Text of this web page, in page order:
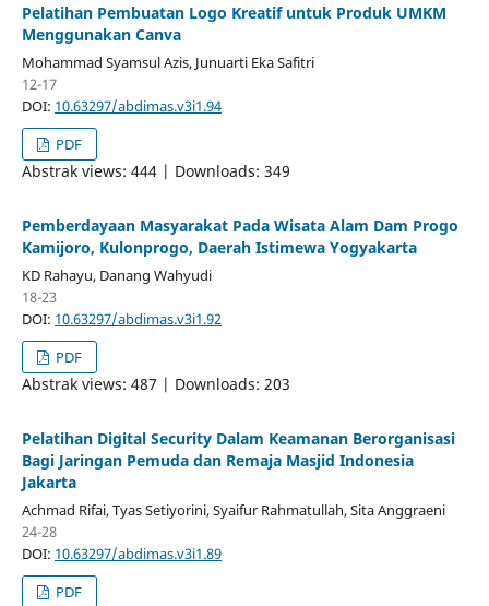
Pelatihan Pembuatan Logo Kreatif untuk Produk UMKM
Menggunakan Canva
Mohammad Syamsul Azis, Junuarti Eka Safitri
12-17
DOI: 10.63297/abdimas.v3i1.94
PDF
Abstrak views: 444 | Downloads: 349
Pemberdayaan Masyarakat Pada Wisata Alam Dam Progo
Kamijoro, Kulonprogo, Daerah Istimewa Yogyakarta
KD Rahayu, Danang Wahyudi
18-23
DOI: 10.63297/abdimas.v3i1.92
PDF
Abstrak views: 487 | Downloads: 203
Pelatihan Digital Security Dalam Keamanan Berorganisasi
Bagi Jaringan Pemuda dan Remaja Masjid Indonesia
Jakarta
Achmad Rifai, Tyas Setiyorini, Syaifur Rahmatullah, Sita Anggraeni
24-28
DOI: 10.63297/abdimas.v3i1.89
PDF